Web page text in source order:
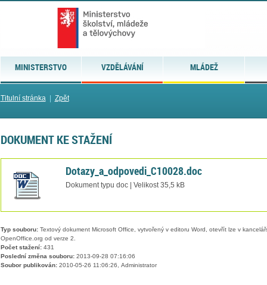
MINISTERSTVO VZDĚLÁVÁNÍ MLÁDEŽ
Titulní stránka| Zpět
DOKUMENT KE STAŽENÍ
Dotazy_a_odpovedi_C10028.doc
Dokument typu doc | Velikost 35,5 kB
Typ souboru:Textový dokument Microsoft Office, vytvořený v editoru Word, otevřít lze v
OpenOffice.org od verze 2.
Počet stažení:431
Poslední změna souboru:2013-09-28 07:16:06
Soubor publikován:2010-05-26 11:06:26, Administrator